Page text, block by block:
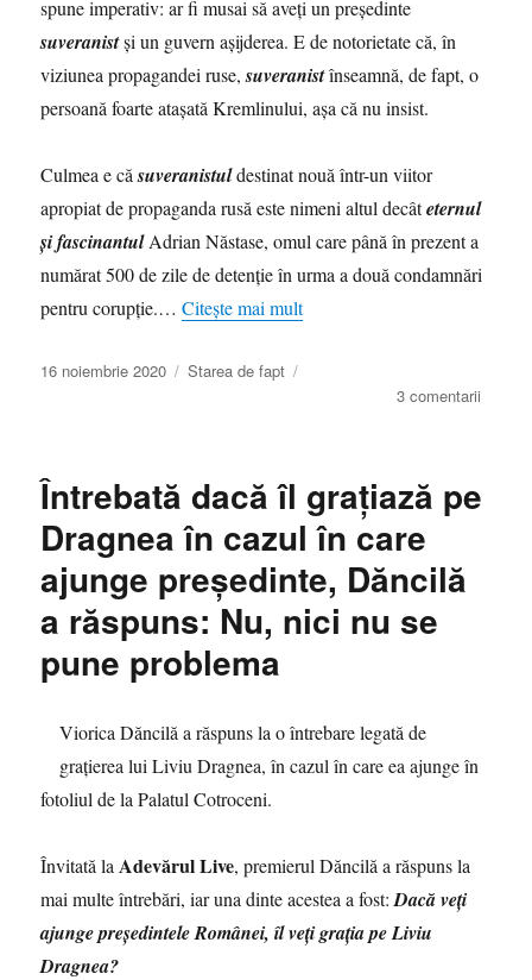
spune imperativ: ar fi musai să aveţi un preşedinte
suveranistşi un guvern aşijderea. E de notorietate că, în
viziunea propagandei ruse,suveranistînseamnă, de fapt, o
persoană foarte ataşată Kremlinului, aşa că nu insist.
Culmea e căsuveranistuldestinat nouă într-un viitor
apropiat de propaganda rusă este nimeni altul decâteternul
şi fascinantulAdrian Năstase, omul care până în prezent a
numărat 500 de zile de detenţie în urma a două condamnări
pentru corupţie.…Citește mai mult
Publicat
16 noiembrie 2020 Categorii
Starea de fapt
3 comentarii
Întrebată dacă îl graţiază pe
Dragnea în cazul în care
ajunge preşedinte, Dăncilă
a răspuns: Nu, nici nu se
pune problema
Viorica Dăncilă a răspuns la o întrebare legată de
graţierea lui Liviu Dragnea, în cazul în care ea ajunge în
fotoliul de la Palatul Cotroceni.
Învitată la Adevărul Live, premierul Dăncilă a răspuns la
mai multe întrebări, iar una dinte acestea a fost:Dacă veţi
ajunge preşedintele Românei, îl veţi graţia pe Liviu
Dragnea?